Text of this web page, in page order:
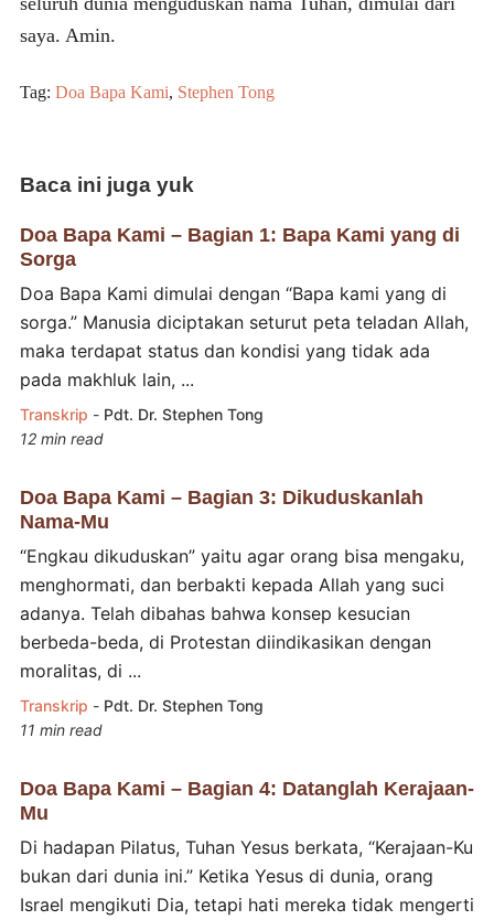
saya. Amin.
Tag: Doa Bapa Kami, Stephen Tong
Baca ini juga yuk
Doa Bapa Kami – Bagian 1: Bapa Kami yang di
Sorga
Doa Bapa Kami dimulai dengan “Bapa kami yang di
sorga.” Manusia diciptakan seturut peta teladan Allah,
maka terdapat status dan kondisi yang tidak ada
pada makhluk lain, ...
Transkrip - Pdt. Dr. Stephen Tong
12 min read
Doa Bapa Kami – Bagian 3: Dikuduskanlah
Nama-Mu
“Engkau dikuduskan” yaitu agar orang bisa mengaku,
menghormati, dan berbakti kepada Allah yang suci
adanya. Telah dibahas bahwa konsep kesucian
berbeda-beda, di Protestan diindikasikan dengan
moralitas, di ...
Transkrip - Pdt. Dr. Stephen Tong
11 min read
Doa Bapa Kami – Bagian 4: Datanglah Kerajaan-
Mu
Di hadapan Pilatus, Tuhan Yesus berkata, “Kerajaan-Ku
bukan dari dunia ini.” Ketika Yesus di dunia, orang
Israel mengikuti Dia, tetapi hati mereka tidak mengerti